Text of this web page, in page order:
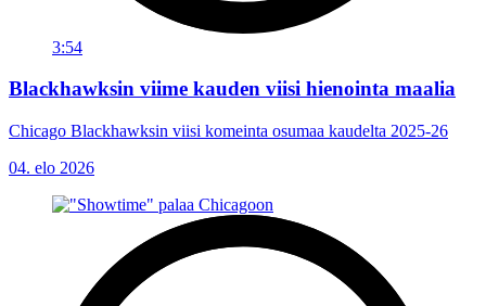
3:54
Blackhawksin viime kauden viisi hienointa maalia
Chicago Blackhawksin viisi komeinta osumaa kaudelta 2025-26
04. elo 2026